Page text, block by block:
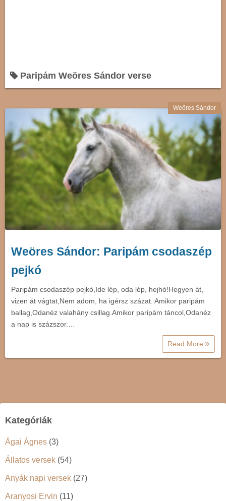
Paripám Weöres Sándor verse
Weöres Sándor
Weöres Sándor: Paripám csodaszép
pejkó
Paripám csodaszép pejkó,Ide lép, oda lép, hejhó!Hegyen át,
vizen át vágtat,Nem adom, ha igérsz százat. Amikor paripám
ballag,Odanéz valahány csillag.Amikor paripám táncol,Odanéz
a nap is százszor.…
Read More
Kategóriák
Ágai Ágnes (3)
Állatos versek (54)
Anyák napi versek (27)
Aranyosi Ervin (11)